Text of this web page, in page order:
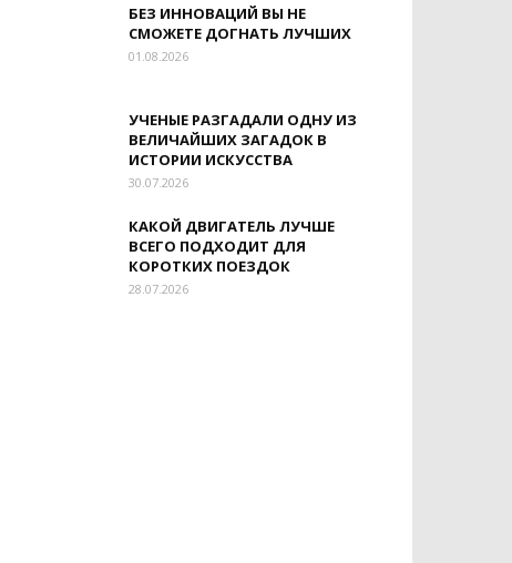
БЕЗ ИННОВАЦИЙ ВЫ НЕ
СМОЖЕТЕ ДОГНАТЬ ЛУЧШИХ
01.08.2026
УЧЕНЫЕ РАЗГАДАЛИ ОДНУ ИЗ
ВЕЛИЧАЙШИХ ЗАГАДОК В
ИСТОРИИ ИСКУССТВА
30.07.2026
КАКОЙ ДВИГАТЕЛЬ ЛУЧШЕ
ВСЕГО ПОДХОДИТ ДЛЯ
КОРОТКИХ ПОЕЗДОК
28.07.2026